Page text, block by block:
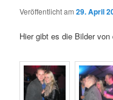
Veröffentlicht am29. April
Hier gibt es die Bilder von